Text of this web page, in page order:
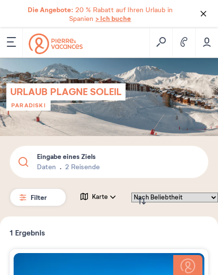
Die Angebote: 20 % Rabatt auf Ihren Urlaub in
Spanien > Ich buche
URLAUB PLAGNE SOLEIL
PARADISKI
Eingabe eines Ziels
Daten 2 Reisende
Filter Karte
1 Ergebnis